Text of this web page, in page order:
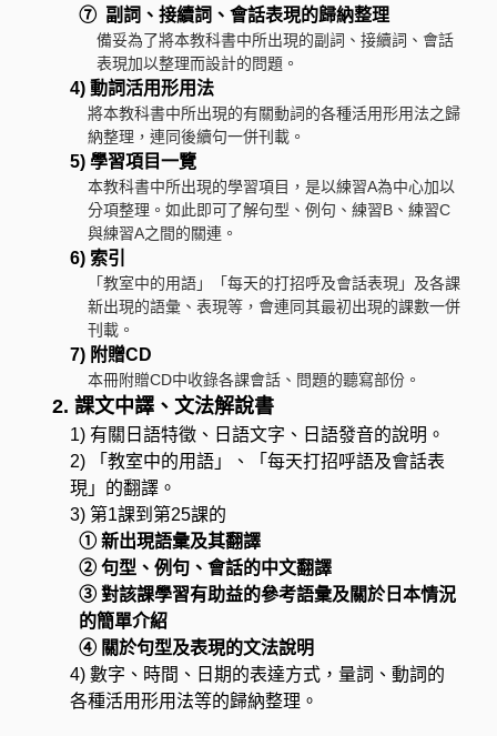
⑦ 副詞、接續詞、會話表現的歸納整理
備妥為了將本教科書中所出現的副詞、接續詞、會話
表現加以整理而設計的問題。
4) 動詞活用形用法
將本教科書中所出現的有關動詞的各種活用形用法之歸
納整理，連同後續句一併刊載。
5) 學習項目一覽
本教科書中所出現的學習項目，是以練習A為中心加以
分項整理。如此即可了解句型、例句、練習B、練習C
與練習A之間的關連。
6) 索引
「教室中的用語」「每天的打招呼及會話表現」及各課
新出現的語彙、表現等，會連同其最初出現的課數一併
刊載。
7) 附贈CD
本冊附贈CD中收錄各課會話、問題的聽寫部份。
2. 課文中譯、文法解說書
1) 有關日語特徵、日語文字、日語發音的說明。
2) 「教室中的用語」、「每天打招呼語及會話表
現」的翻譯。
3) 第1課到第25課的
① 新出現語彙及其翻譯
② 句型、例句、會話的中文翻譯
③ 對該課學習有助益的參考語彙及關於日本情況
的簡單介紹
④ 關於句型及表現的文法說明
4) 數字、時間、日期的表達方式，量詞、動詞的
各種活用形用法等的歸納整理。